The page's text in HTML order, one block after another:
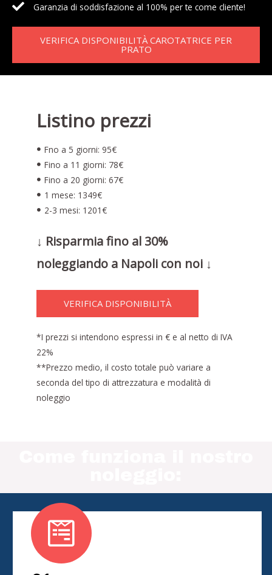
Garanzia di soddisfazione al 100% per te come cliente!
VERIFICA DISPONIBILITÀ CAROTATRICE PER
PRATO
Listino prezzi
Fno a 5 giorni: 95€
Fino a 11 giorni: 78€
Fino a 20 giorni: 67€
1 mese: 1349€
2-3 mesi: 1201€
↓ Risparmia fino al 30%
noleggiando a Napoli con noi ↓
VERIFICA DISPONIBILITÀ
*I prezzi si intendono espressi in € e al netto di IVA
22%
**Prezzo medio, il costo totale può variare a
seconda del tipo di attrezzatura e modalità di
noleggio